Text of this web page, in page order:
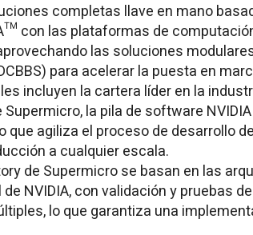
completas llave en mano
con las plataformas de
las soluciones
para acelerar la puesta en
incluyen la cartera líder en la
la pila de software
que agiliza el proceso de desarrollo
a cualquier escala.
de Supermicro se basan en las
NVIDIA, con validación y pruebas
lo que garantiza una